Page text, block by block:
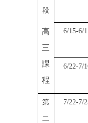
段
高
三
課
程
6/15-6/
6/22-7/
第
二
7/22-7/